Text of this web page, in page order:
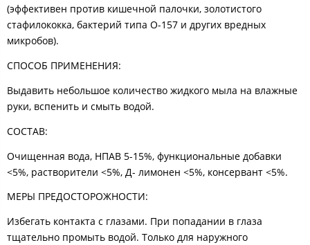
(эффективен против кишечной палочки, золотистого
стафилококка, бактерий типа О-157 и других вредных
микробов).
СПОСОБ ПРИМЕНЕНИЯ:
Выдавить небольшое количество жидкого мыла на влажные
руки, вспенить и смыть водой.
СОСТАВ:
Очищенная вода, НПАВ 5-15%, функциональные добавки
<5%, растворители <5%, Д- лимонен <5%, консервант <5%.
МЕРЫ ПРЕДОСТОРОЖНОСТИ:
Избегать контакта с глазами. При попадании в глаза
тщательно промыть водой. Только для наружного